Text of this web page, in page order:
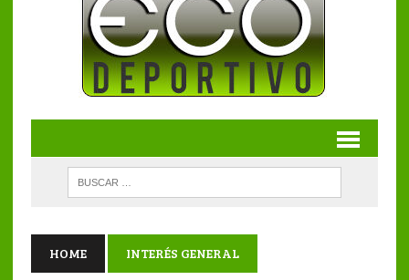
HOME INTERÉS GENERAL